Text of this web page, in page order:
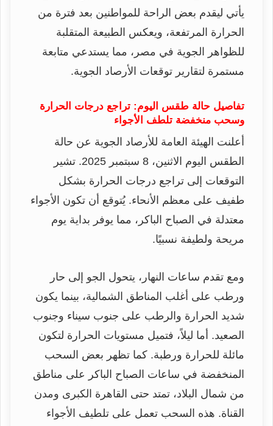
يأتي ليقدم بعض الراحة للمواطنين بعد فترة من
الحرارة المرتفعة، ويعكس الطبيعة المتقلبة
للظواهر الجوية في مصر، مما يستدعي متابعة
مستمرة لتقارير توقعات الأرصاد الجوية.
تفاصيل حالة طقس اليوم: تراجع درجات الحرارة
وسحب منخفضة تلطف الأجواء
أعلنت الهيئة العامة للأرصاد الجوية عن حالة
الطقس اليوم الاثنين، 8 سبتمبر 2025. تشير
التوقعات إلى تراجع درجات الحرارة بشكل
طفيف على معظم الأنحاء. يُتوقع أن تكون الأجواء
معتدلة في الصباح الباكر، مما يوفر بداية يوم
مريحة ولطيفة نسبيًا.
ومع تقدم ساعات النهار، يتحول الجو إلى حار
ورطب على أغلب المناطق الشمالية، بينما يكون
شديد الحرارة والرطب على جنوب سيناء وجنوب
الصعيد. أما ليلاً، فتميل مستويات الحرارة لتكون
مائلة للحرارة ورطبة. كما تظهر بعض السحب
المنخفضة في ساعات الصباح الباكر على مناطق
من شمال البلاد، تمتد حتى القاهرة الكبرى ومدن
القناة. هذه السحب تعمل على تلطيف الأجواء